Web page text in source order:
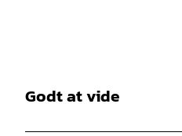
Godt at vide